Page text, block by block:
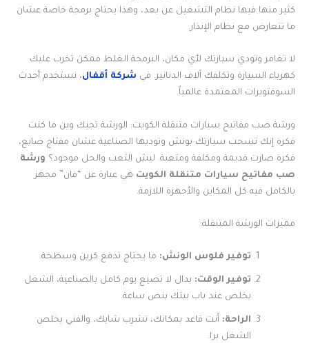
كثير منها فيها نظام التشغيل عن بعد، وهذا يحتاج برمجة خاصة عشان
ما تتعارض مع نظام الإنذار.
لا تغامر وتودي سيارتك لأي مكان، البرمجة الغلط ممكن تخرب عليك
كهرباء السيارة وتكلفك آلاف الدنانير. في شركة أقفال، نستخدم أحدث
السوفتويرات المعتمدة عالمياً.
ورشة صب مفاتيح سيارات متنقلة الكويت: الورشة تجيك وين ما كنت
فكرة إنك تسحب سيارتك بونش وتوديها الصناعية عشان مفتاح ضايع،
فكرة صارت قديمة ومكلفة ومتعبة. ليش التعب والحل موجود؟ ورشة
صب مفاتيح سيارات متنقلة الكويت هي عبارة عن “فان” مجهز
بالكامل فيه كل المكاين والأجهزة اللازمة.
مميزات الورشة المتنقلة:
توفير فلوس الونش: ما يحتاج تدفع كرين وسطحة.
توفير الوقت: بدال لا تضيع يوم كامل بالصناعية، الشغل
يخلص عند باب بيتك بنص ساعة.
الراحة: أنت قاعد بمكانك، تشرب شايك، والفني يخلص
الشغل برا.